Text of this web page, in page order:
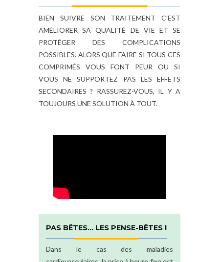
BIEN SUIVRE SON TRAITEMENT C’EST
AMÉLIORER SA QUALITÉ DE VIE ET SE
PROTÉGER DES COMPLICATIONS
POSSIBLES. ALORS QUE FAIRE SI TOUS CES
COMPRIMÉS VOUS FONT PEUR OU SI
VOUS NE SUPPORTEZ PAS LES EFFETS
SECONDAIRES ? RASSUREZ-VOUS, IL Y A
TOUJOURS UNE SOLUTION À TOUT.
PAS BÊTES… LES PENSE-BÊTES !
Dans le cas des maladies